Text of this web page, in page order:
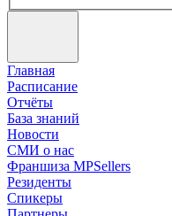
Главная
Расписание
Отчёты
База знаний
Новости
СМИ о нас
Франшиза MPSellers
Резиденты
Спикеры